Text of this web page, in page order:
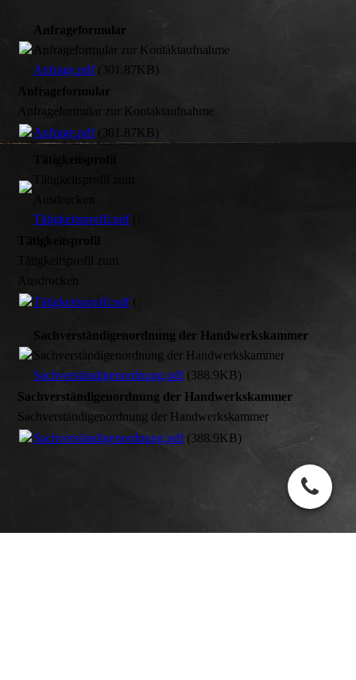
Anfrageformular
Anfrageformular zur Kontaktaufnahme
Anfrage.pdf(301.87KB)
Anfrageformular
Anfrageformular zur Kontaktaufnahme
Anfrage.pdf(301.87KB)
Tätigkeitsprofil.pdf(111.34KB)
Tätigkeitsprofil zum
Ausdrucken
Tätigkeitsprofil.pdf(111.34KB)
Sachverständigenordnung der Handwerkskammer
Sachverständigenordnung der Handwerkskammer
Sachverständigenordnung.pdf(388.9KB)
Sachverständigenordnung der Handwerkskammer
Sachverständigenordnung der Handwerkskammer
Sachverständigenordnung.pdf(388.9KB)